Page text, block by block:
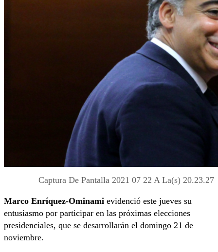
Captura De Pantalla 2021 07 22 A La(s) 20.23.27
Marco Enríquez-Ominami evidenció este jueves su
entusiasmo por participar en las próximas elecciones
presidenciales, que se desarrollarán el domingo 21 de
noviembre.